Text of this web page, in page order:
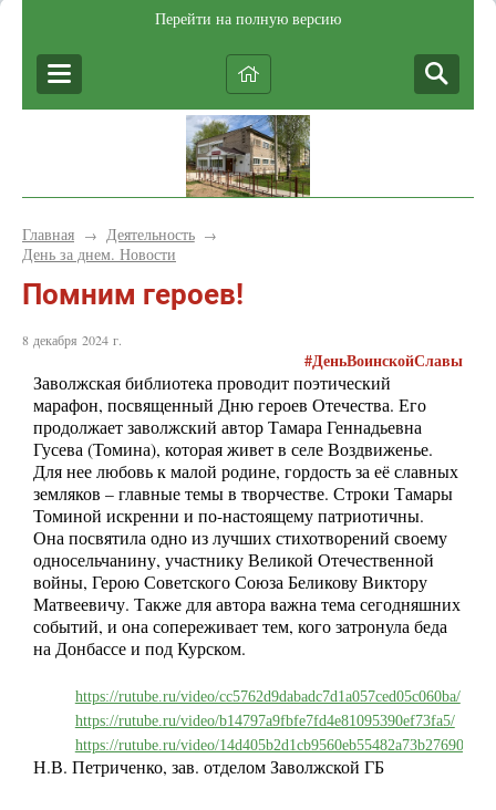
Перейти на полную версию
Главная → Деятельность →
День за днем. Новости
Помним героев!
8 декабря 2024 г.
#ДеньВоинскойСлавы
Заволжская библиотека проводит поэтический
марафон, посвященный Дню героев Отечества. Его
продолжает заволжский автор Тамара Геннадьевна
Гусева (Томина), которая живет в селе Воздвиженье.
Для нее любовь к малой родине, гордость за её славных
земляков – главные темы в творчестве. Строки Тамары
Томиной искренни и по-настоящему патриотичны.
Она посвятила одно из лучших стихотворений своему
односельчанину, участнику Великой Отечественной
войны, Герою Советского Союза Беликову Виктору
Матвеевичу. Также для автора важна тема сегодняшних
событий, и она сопереживает тем, кого затронула беда
на Донбассе и под Курском.
https://rutube.ru/video/cc5762d9dabadc7d1a057ced05c060ba/
https://rutube.ru/video/b14797a9fbfe7fd4e81095390ef73fa5/
https://rutube.ru/video/14d405b2d1cb9560eb55482a73b27690/
Н.В. Петриченко, зав. отделом Заволжской ГБ